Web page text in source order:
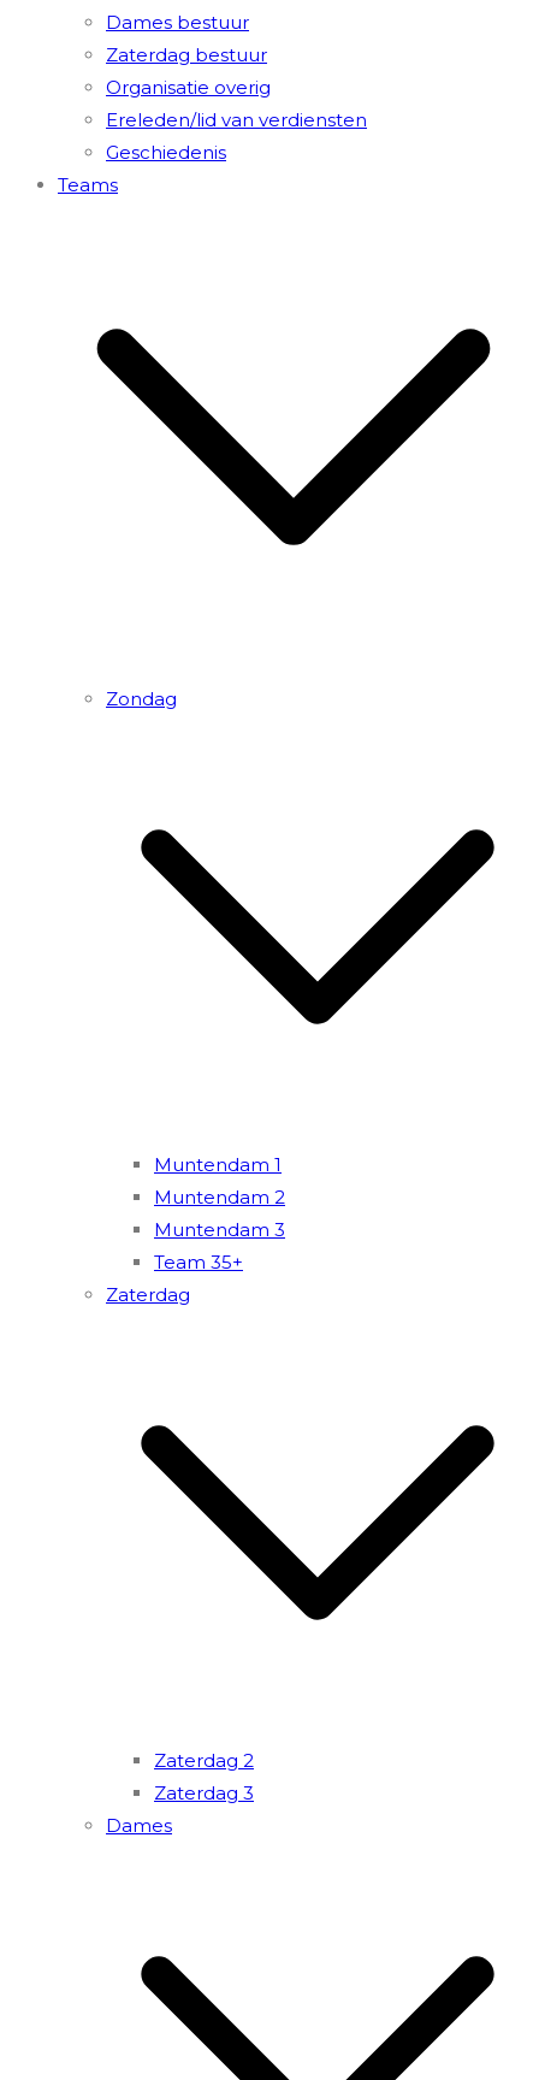
Dames bestuur
Zaterdag bestuur
Organisatie overig
Ereleden/lid van verdiensten
Geschiedenis
Teams
Zondag
Muntendam 1
Muntendam 2
Muntendam 3
Team 35+
Zaterdag
Zaterdag 2
Zaterdag 3
Dames